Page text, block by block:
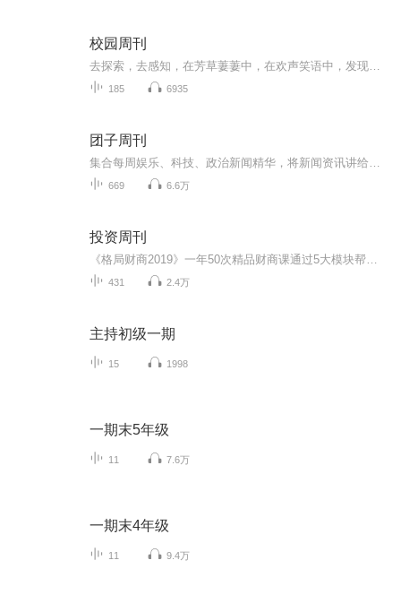
校园周刊
185 6935
团子周刊
669 6.6万
投资周刊
431 2.4万
主持初级一期
15 1998
一期末5年级
11 7.6万
一期末4年级
11 9.4万